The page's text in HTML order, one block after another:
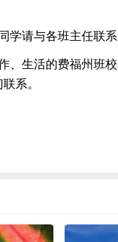
学请与各班主任联系
、生活的费福州班
系。